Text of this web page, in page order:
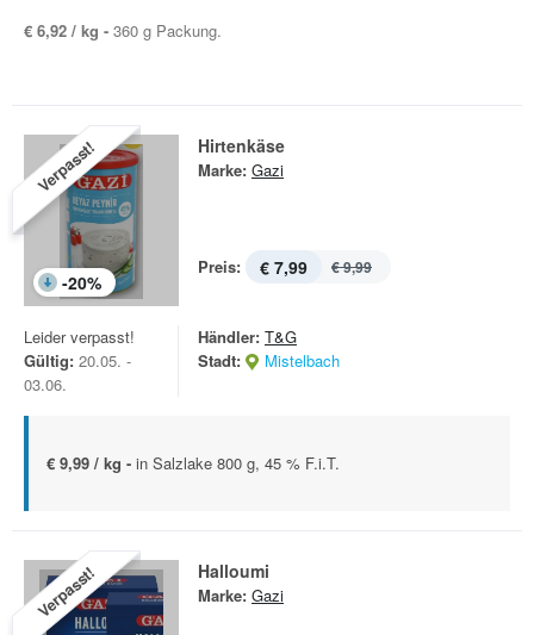
€ 6,92 / kg - 360 g Packung.
Verpasst!
-20%
Hirtenkäse
Marke: Gazi
Preis: € 7,99 € 9,99
Leider verpasst!
Gültig: 20.05. -
03.06.
Händler: T&G
Stadt:
Mistelbach
€ 9,99 / kg - in Salzlake 800 g, 45 % F.i.T.
Verpasst! Halloumi
Marke: Gazi